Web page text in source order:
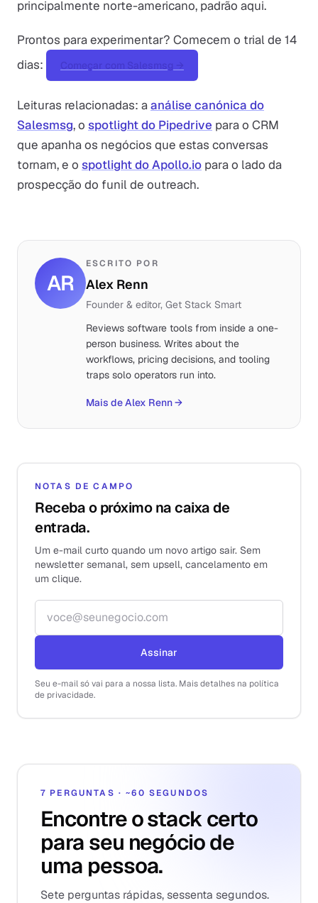
principalmente norte-americano, padrão aqui.
Prontos para experimentar? Comecem o trial de 14
dias:
Começar com Salesmsg →
Leituras relacionadas: aanálise canónica do
Salesmsg, o spotlight do Pipedrive para o CRM
que apanha os negócios que estas conversas
tornam, e o spotlight do Apollo.io para o lado da
prospecção do funil de outreach.
AR
ESCRITO POR
Alex Renn
Founder & editor, Get Stack Smart
Reviews software tools from inside a one-
person business. Writes about the
workflows, pricing decisions, and tooling
traps solo operators run into.
Mais de Alex Renn→
NOTAS DE CAMPO
Receba o próximo na caixa de
entrada.
Um e-mail curto quando um novo artigo sair. Sem
newsletter semanal, sem upsell, cancelamento em
um clique.
Endereço de e-mail
Assinar
Seu e-mail só vai para a nossa lista. Mais detalhes na política
de privacidade.
7 PERGUNTAS · ~60 SEGUNDOS
Encontre o stack certo
para seu negócio de
uma pessoa.
Sete perguntas rápidas, sessenta segundos.